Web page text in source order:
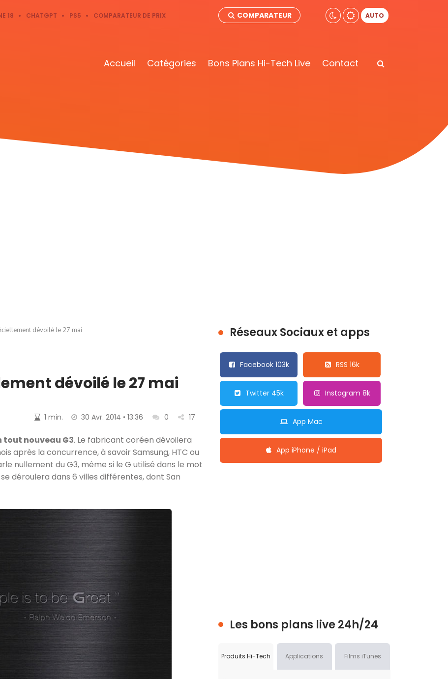
18 CHATGPT PS5 COMPARATEUR DE PRIX COMPARATEUR AUTO
Accueil Catégories Bons Plans Hi-Tech Live Contact
dévoilé le 27 mai
dévoilé le 27 mai
1 min. 30 Avr. 2014 • 13:36 0 17
tout nouveau G3. Le fabricant coréen dévoilera
après la concurrence, à savoir Samsung, HTC ou
nullement du G3, même si le G utilisé dans le mot
déroulera dans 6 villes différentes, dont San
Réseaux Sociaux et apps
Facebook 103k RSS 16k
Twitter 45k Instagram 8k
App Mac
App iPhone / iPad
Les bons plans live 24h/24
Produits Hi-Tech Applications Films iTunes